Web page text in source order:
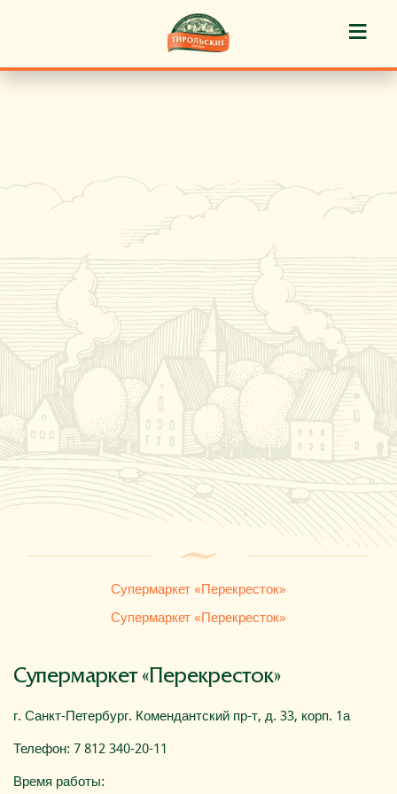
Супермаркет «Перекресток»
Супермаркет «Перекресток»
Супермаркет «Перекресток»
г. Санкт-Петербург. Комендантский пр-т, д. 33, корп. 1а
Телефон: 7 812 340-20-11
Время работы:
≡
Пирожные «Тирольские» ®
Торты «Тирольские» ®
Куличи
Кафе-кондитерские
Новости
Где купить
О компании